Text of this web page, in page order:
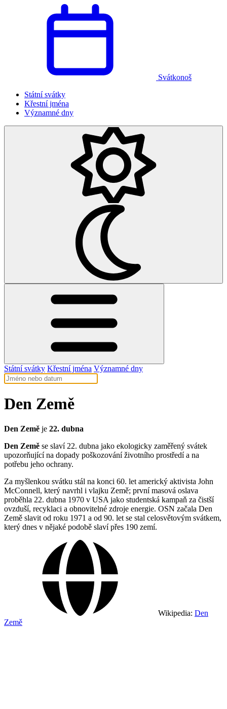
Svátkonoš
Státní svátky
Křestní jména
Významné dny
Státní svátky Křestní jména Významné dny
Den Země
Den Země je 22. dubna
Den Země se slaví 22. dubna jako ekologicky zaměřený svátek
upozorňující na dopady poškozování životního prostředí a na
potřebu jeho ochrany.
Za myšlenkou svátku stál na konci 60. let americký aktivista John
McConnell, který navrhl i vlajku Země; první masová oslava
proběhla 22. dubna 1970 v USA jako studentská kampaň za čistší
ovzduší, recyklaci a obnovitelné zdroje energie. OSN začala Den
Země slavit od roku 1971 a od 90. let se stal celosvětovým svátkem,
který dnes v nějaké podobě slaví přes 190 zemí.
Wikipedia: Den
Země